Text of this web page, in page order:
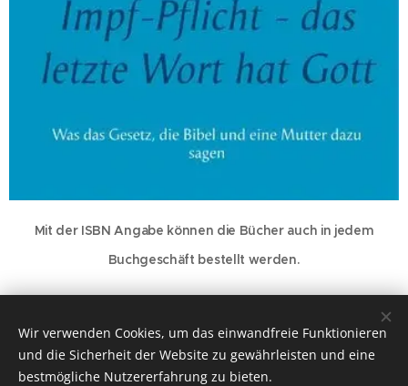
Mit der ISBN Angabe können die Bücher auch in jedem
Buchgeschäft bestellt werden.
© 2019-2022 Hulda Offenbauer
Cookies
Wir verwenden Cookies, um das einwandfreie Funktionieren
und die Sicherheit der Website zu gewährleisten und eine
bestmögliche Nutzererfahrung zu bieten.